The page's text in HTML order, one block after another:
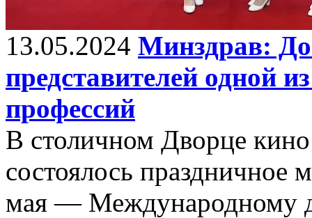
13.05.2024 Минздрав:
представителей одной
профессий
В столичном Дворце
состоялось праздничное
мая — Международному